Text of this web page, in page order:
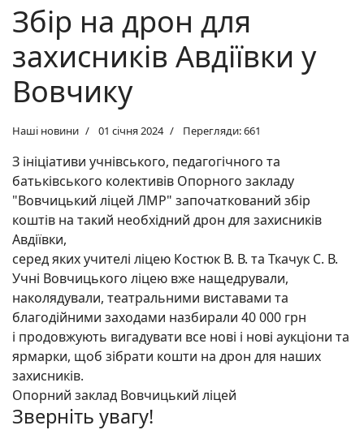
Збір на дрон для
захисників Авдіївки у
Вовчику
Наші новини 01 січня 2024 Перегляди: 661
З ініціативи учнівського, педагогічного та
батьківського колективів Опорного закладу
"Вовчицький ліцей ЛМР" започаткований збір
коштів на такий необхідний дрон для захисників
Авдіївки,
серед яких учителі ліцею Костюк В. В. та Ткачук С. В.
Учні Вовчицького ліцею вже нащедрували,
наколядували, театральними виставами та
благодійними заходами назбирали 40 000 грн
і продовжують вигадувати все нові і нові аукціони та
ярмарки, щоб зібрати кошти на дрон для наших
захисників.
Опорний заклад Вовчицький ліцей
Зверніть увагу!